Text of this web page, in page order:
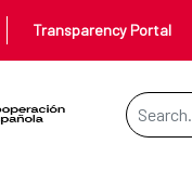
Transparency Portal